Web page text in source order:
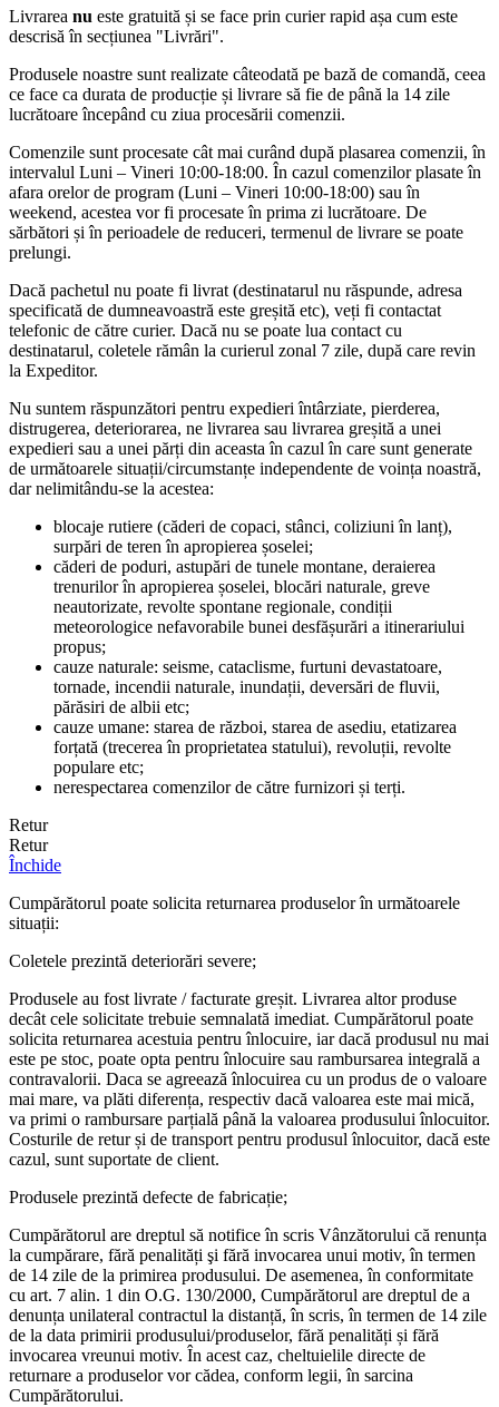
mm
Livrarea nu este gratuită și se face prin curier rapid așa cum este
descrisă în secțiunea "Livrări".
Produsele noastre sunt realizate câteodată pe bază de comandă, ceea
ce face ca durata de producție și livrare să fie de până la 14 zile
lucrătoare începând cu ziua procesării comenzii.
Comenzile sunt procesate cât mai curând după plasarea comenzii, în
intervalul Luni – Vineri 10:00-18:00. În cazul comenzilor plasate în
afara orelor de program (Luni – Vineri 10:00-18:00) sau în
weekend, acestea vor fi procesate în prima zi lucrătoare. De
sărbători și în perioadele de reduceri, termenul de livrare se poate
prelungi.
Dacă pachetul nu poate fi livrat (destinatarul nu răspunde, adresa
specificată de dumneavoastră este greșită etc), veți fi contactat
telefonic de către curier. Dacă nu se poate lua contact cu
destinatarul, coletele rămân la curierul zonal 7 zile, după care revin
la Expeditor.
Nu suntem răspunzători pentru expedieri întârziate, pierderea,
distrugerea, deteriorarea, ne livrarea sau livrarea greșită a unei
expedieri sau a unei părți din aceasta în cazul în care sunt generate
de următoarele situații/circumstanțe independente de voința noastră,
dar nelimitându-se la acestea:
blocaje rutiere (căderi de copaci, stânci, coliziuni în lanț),
surpări de teren în apropierea șoselei;
căderi de poduri, astupări de tunele montane, deraierea
trenurilor în apropierea șoselei, blocări naturale, greve
neautorizate, revolte spontane regionale, condiții
meteorologice nefavorabile bunei desfășurări a itinerariului
propus;
cauze naturale: seisme, cataclisme, furtuni devastatoare,
tornade, incendii naturale, inundații, deversări de fluvii,
părăsiri de albii etc;
cauze umane: starea de război, starea de asediu, etatizarea
forțată (trecerea în proprietatea statului), revoluții, revolte
populare etc;
nerespectarea comenzilor de către furnizori și terți.
Retur
Retur
Închide
Cumpărătorul poate solicita returnarea produselor în următoarele
situații:
Coletele prezintă deteriorări severe;
Produsele au fost livrate / facturate greșit. Livrarea altor produse
decât cele solicitate trebuie semnalată imediat. Cumpărătorul poate
solicita returnarea acestuia pentru înlocuire, iar dacă produsul nu mai
este pe stoc, poate opta pentru înlocuire sau rambursarea integrală a
contravalorii. Daca se agreează înlocuirea cu un produs de o valoare
mai mare, va plăti diferența, respectiv dacă valoarea este mai mică,
va primi o rambursare parțială până la valoarea produsului înlocuitor.
Costurile de retur și de transport pentru produsul înlocuitor, dacă este
cazul, sunt suportate de client.
Produsele prezintă defecte de fabricație;
Cumpărătorul are dreptul să notifice în scris Vânzătorului că renunța
la cumpărare, fără penalități şi fără invocarea unui motiv, în termen
de 14 zile de la primirea produsului. De asemenea, în conformitate
cu art. 7 alin. 1 din O.G. 130/2000, Cumpărătorul are dreptul de a
denunța unilateral contractul la distanță, în scris, în termen de 14 zile
de la data primirii produsului/produselor, fără penalități și fără
invocarea vreunui motiv. În acest caz, cheltuielile directe de
returnare a produselor vor cădea, conform legii, în sarcina
Cumpărătorului.